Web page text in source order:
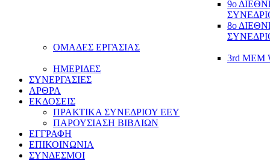
9ο
8ο
ΟΜΑΔΕΣ ΕΡΓΑΣΙΑΣ
3rd MEM
ΗΜΕΡΙΔΕΣ
ΣΥΝΕΡΓΑΣΙΕΣ
ΑΡΘΡΑ
ΕΚΔΟΣΕΙΣ
ΠΡΑΚΤΙΚΑ ΣΥΝΕΔΡΙΟΥ ΕΕΥ
ΠΑΡΟΥΣΙΑΣΗ ΒΙΒΛΙΩΝ
ΕΓΓΡΑΦΗ
ΕΠΙΚΟΙΝΩΝΙΑ
ΣΥΝΔΕΣΜΟΙ